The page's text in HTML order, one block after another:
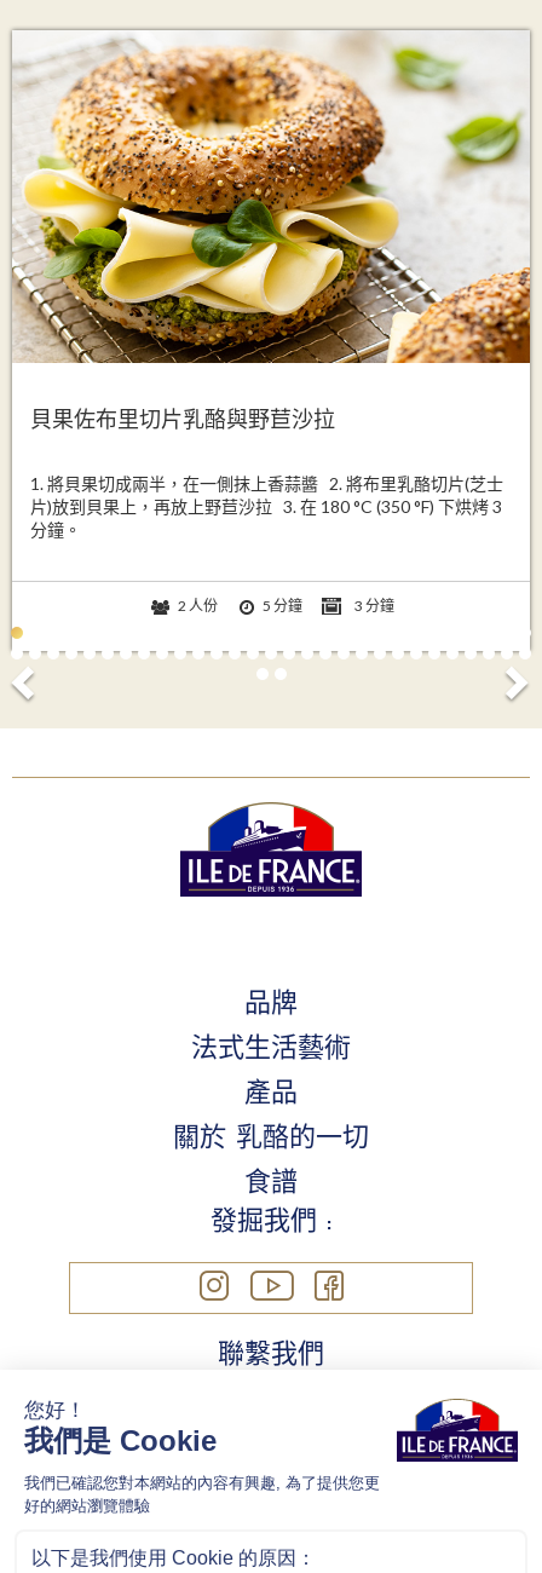
貝果佐布里切片乳酪與野苣沙拉
1. 將貝果切成兩半，在一側抹上香蒜醬 2. 將布里乳酪切片(芝士
片)放到貝果上，再放上野苣沙拉 3. 在 180 °C (350 °F) 下烘烤 3
分鐘。
2 人份 5 分鐘 3 分鐘
品牌
法式生活藝術
產品
關於 乳酪的一切
食譜
發掘我們 :
聯繫我們
Cookie